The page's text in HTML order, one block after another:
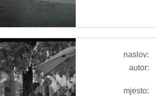
naslov:
autor:
mjesto: